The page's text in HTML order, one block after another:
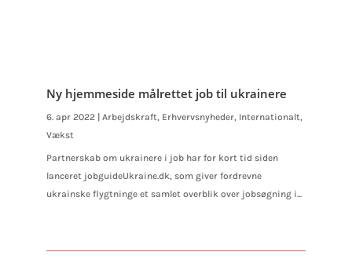
Ny hjemmeside målrettet job til ukrainere
6. apr 2022 |Arbejdskraft, Erhvervsnyheder, Internationalt,
Vækst
Partnerskab om ukrainere i job har for kort tid siden
lanceret jobguideUkraine.dk, som giver fordrevne
ukrainske flygtninge et samlet overblik over jobsøgning i...